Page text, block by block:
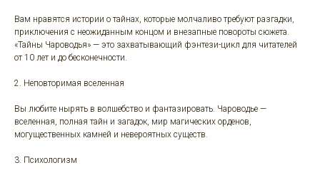
Вам нравятся истории о тайнах, которые молчаливо требуют разгадки,
приключения с неожиданным концом и внезапные повороты сюжета.
«Тайны Чароводья» — это захватывающий фэнтези-цикл для читателей
от 10 лет и до бесконечности.
2. Неповторимая вселенная
Вы любите нырять в волшебство и фантазировать. Чароводье —
вселенная, полная тайн и загадок, мир магических орденов,
могущественных камней и невероятных существ.
3. Психологизм